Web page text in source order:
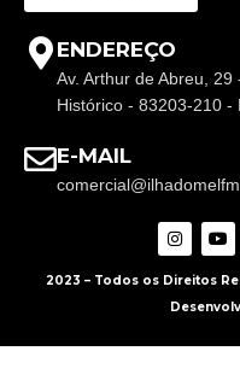
ENDEREÇO
Av. Arthur de Abreu, 29
Histórico - 83203-210 -
E-MAIL
2023 – Todos os Direitos